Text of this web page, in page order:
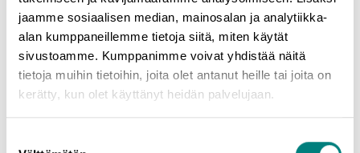
jaamme sosiaalisen median, mainosalan ja analytiikka-
alan kumppaneillemme tietoja siitä, miten käytät
sivustoamme. Kumppanimme voivat yhdistää näitä
tietoja muihin tietoihin, joita olet antanut heille tai joita on
kerätty, kun olet käyttänyt heidän palvelujaan.
korkeintaan 4 metrin päähän purkuputkesta alavirtaan.
Vaikutusalueen ulkopuolella lämpötilaero jäähdytysveden ja
jokiveden välillä on pienempi kuin 0,1 ˚C. Purkupaikan
läheisyydessä veden lämpötila nousee laskennallisesti
keskimäärin 0,2–1,2 astetta joen virtaamasta riippuen.
Jäähdytysveden lämpökuormasta osa siirtyy haihdunnan kautta
ilmaan.